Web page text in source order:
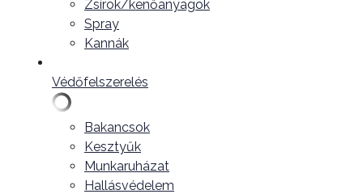
Zsírok/kenőanyagok
Spray
Kannák
Védőfelszerelés
Bakancsok
Kesztyűk
Munkaruházat
Hallásvédelem